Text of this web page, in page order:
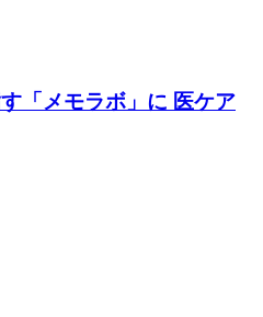
「メモラボ」に 医ケア